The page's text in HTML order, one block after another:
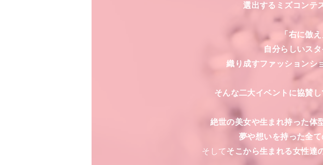
選出するミズコンテ
「右に倣
自分らしいス
織り成すファッションシ
そんな二大イベントに協賛
絶世の美女や生まれ持った体
夢や想いを持った全
そしてそこから生まれる女性達